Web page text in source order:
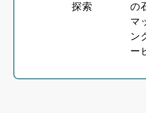
探索
の
マ
ン
ー